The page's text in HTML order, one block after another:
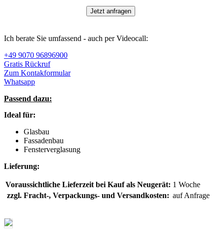
Jetzt anfragen
Ich berate Sie umfassend - auch per Videocall:
+49 9070 96896900
Gratis Rückruf
Zum Kontakformular
Whatsapp
Passend dazu:
Ideal für:
Glasbau
Fassadenbau
Fensterverglasung
Lieferung:
Voraussichtliche Lieferzeit bei Kauf als Neugerät: 1 Woche
zzgl. Fracht-, Verpackungs- und Versandkosten: auf Anfrage